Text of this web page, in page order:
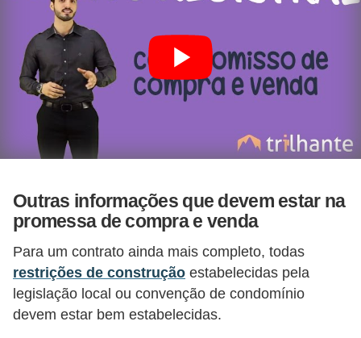
Outras informações que devem estar na
promessa de compra e venda
Para um contrato ainda mais completo, todas
restrições de construção estabelecidas pela
legislação local ou convenção de condomínio
devem estar bem estabelecidas.
o
s
t
o
d
e
e
n
d
a
N